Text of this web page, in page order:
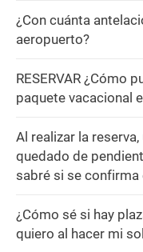
¿Con cuánta
aeropuerto?
RESERVAR ¿Cómo
paquete vacacional
Al realizar la
quedado de
sabré si se confirma
¿Cómo sé si hay
quiero al hacer mi